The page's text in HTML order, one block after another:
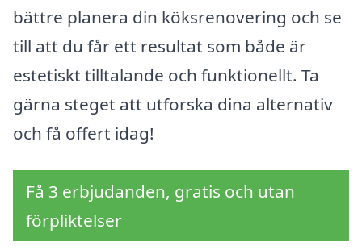
bättre planera din köksrenovering och se
till att du får ett resultat som både är
estetiskt tilltalande och funktionellt. Ta
gärna steget att utforska dina alternativ
och få offert idag!
Få 3 erbjudanden, gratis och utan
förpliktelser